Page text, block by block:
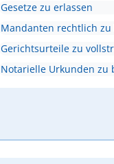
Gesetze zu erlassen
Mandanten rechtlich
Gerichtsurteile zu
Notarielle Urkunden zu